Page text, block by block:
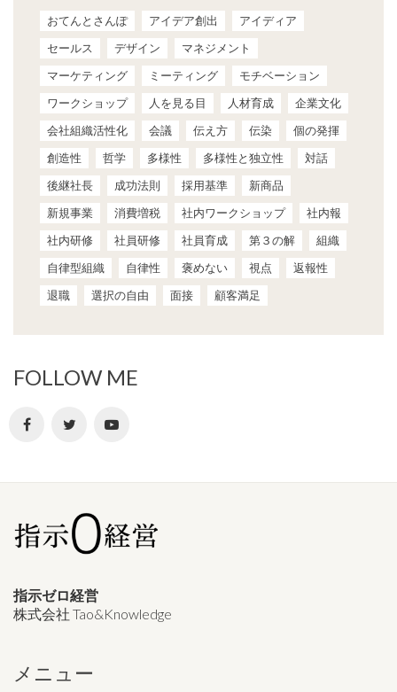
おてんとさんぽ アイデア創出
アイディア
セールス
デザイン
マネジメント
マーケティング
ミーティング
モチベーション
ワークショップ
人を見る目 人材育成
企業文化
会社組織活性化
会議 伝え方 伝染
個の発揮
創造性
哲学 多様性 多様性と独立性
対話
後継社長
成功法則 採用基準
新商品
新規事業
消費増税 社内ワークショップ
社内報
社内研修
社員研修 社員育成 第３の解
組織
自律型組織
自律性 褒めない 視点
返報性
退職
選択の自由 面接 顧客満足
FOLLOW ME
指示ゼロ経営
株式会社 Tao&Knowledge
メニュー